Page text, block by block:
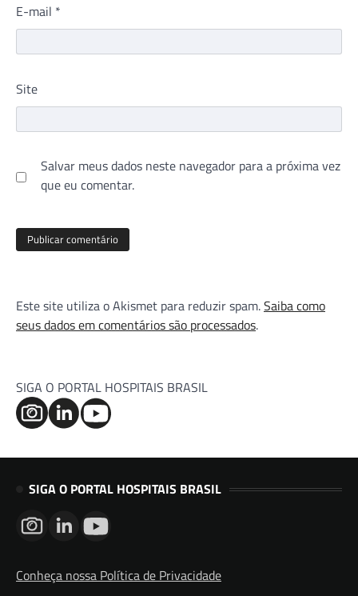
E-mail *
Site
Salvar meus dados neste navegador para a próxima vez
que eu comentar.
Este site utiliza o Akismet para reduzir spam.Saiba como
seus dados em comentários são processados.
SIGA O PORTAL HOSPITAIS BRASIL
SIGA O PORTAL HOSPITAIS BRASIL
Conheça nossa Política de Privacidade